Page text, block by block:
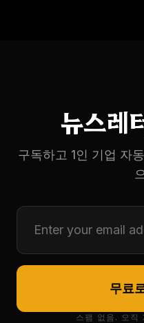
뉴스레
구독하고 1인 기업 자
무료
스팸 없음. 오직